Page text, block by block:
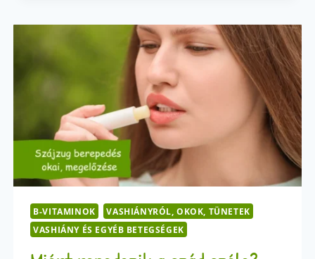
NEM
LEHET!
B-VITAMINOK
VASHIÁNYRÓL, OKOK, TÜNETEK
VASHIÁNY ÉS EGYÉB BETEGSÉGEK